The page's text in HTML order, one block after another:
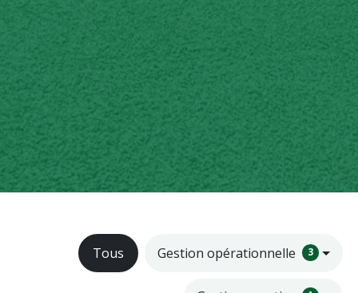
Tous Gestion opérationnelle 3